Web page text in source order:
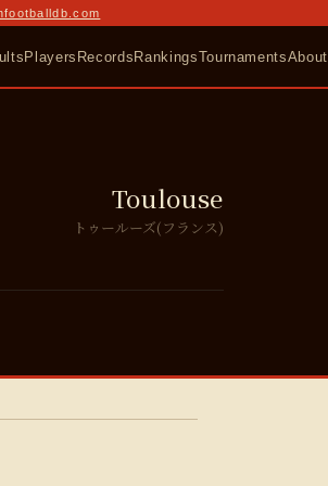
Players RecordsRankingsTournamentsAbout
Toulouse
トゥールーズ(フランス)